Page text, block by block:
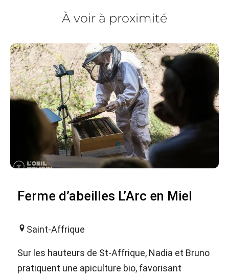
À voir à proximité
Ferme d’abeilles L’Arc en Miel
Saint-Affrique
Sur les hauteurs de St-Affrique, Nadia et Bruno
pratiquent une apiculture bio, favorisant